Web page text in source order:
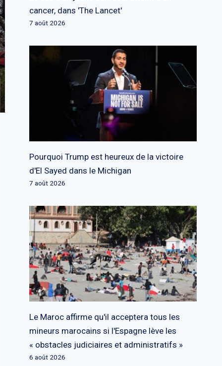
cancer, dans 'The Lancet'
7 août 2026
Pourquoi Trump est heureux de la victoire
d'El Sayed dans le Michigan
7 août 2026
Le Maroc affirme qu'il acceptera tous les
mineurs marocains si l'Espagne lève les
« obstacles judiciaires et administratifs »
6 août 2026